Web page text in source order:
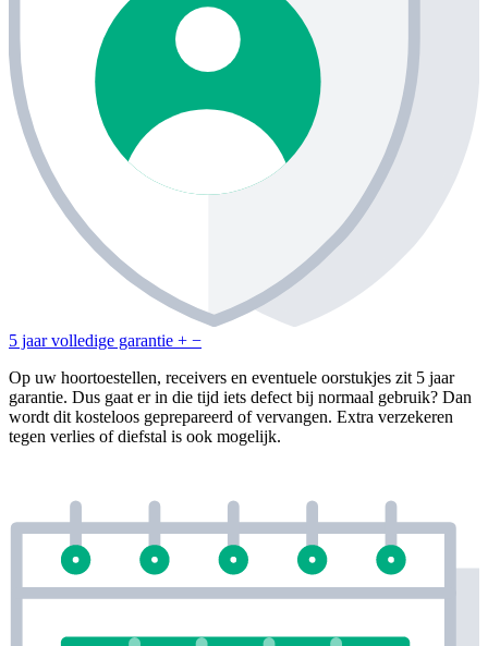
5 jaar volledige garantie + −
Op uw hoortoestellen, receivers en eventuele oorstukjes zit 5 jaar
garantie. Dus gaat er in die tijd iets defect bij normaal gebruik? Dan
wordt dit kosteloos geprepareerd of vervangen. Extra verzekeren
tegen verlies of diefstal is ook mogelijk.